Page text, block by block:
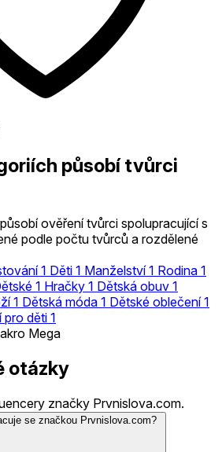
působí tvůrci
ověření tvůrci spolupracující s
podle počtu tvůrců a rozdělené
1 Děti 1 Manželství 1 Rodina 1
1 Hračky 1 Dětská obuv 1
1 Dětská móda 1 Dětské oblečení 1
pro děti 1
Mega
otázky
značky Prvnislova.com.
se značkou Prvnislova.com?